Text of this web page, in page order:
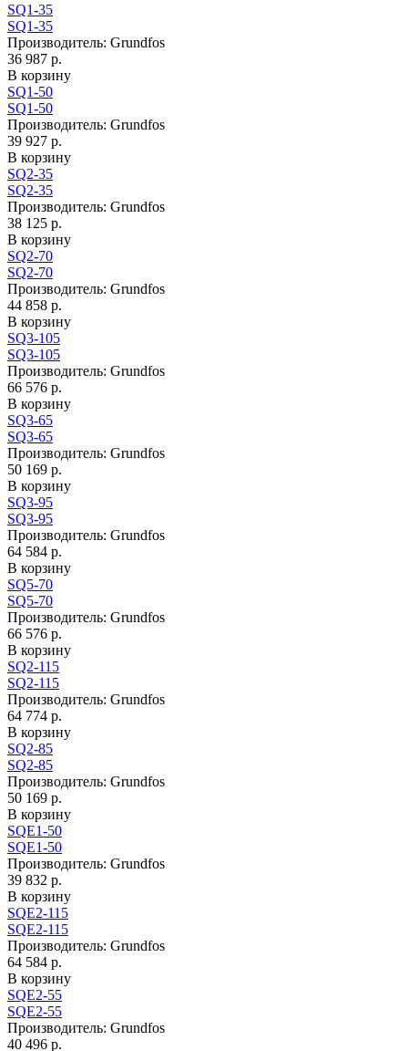
SQ1-35
SQ1-35
Производитель: Grundfos
36 987 р.
В корзину
SQ1-50
SQ1-50
Производитель: Grundfos
39 927 р.
В корзину
SQ2-35
SQ2-35
Производитель: Grundfos
38 125 р.
В корзину
SQ2-70
SQ2-70
Производитель: Grundfos
44 858 р.
В корзину
SQ3-105
SQ3-105
Производитель: Grundfos
66 576 р.
В корзину
SQ3-65
SQ3-65
Производитель: Grundfos
50 169 р.
В корзину
SQ3-95
SQ3-95
Производитель: Grundfos
64 584 р.
В корзину
SQ5-70
SQ5-70
Производитель: Grundfos
66 576 р.
В корзину
SQ2-115
SQ2-115
Производитель: Grundfos
64 774 р.
В корзину
SQ2-85
SQ2-85
Производитель: Grundfos
50 169 р.
В корзину
SQЕ1-50
SQЕ1-50
Производитель: Grundfos
39 832 р.
В корзину
SQЕ2-115
SQЕ2-115
Производитель: Grundfos
64 584 р.
В корзину
SQЕ2-55
SQЕ2-55
Производитель: Grundfos
40 496 р.